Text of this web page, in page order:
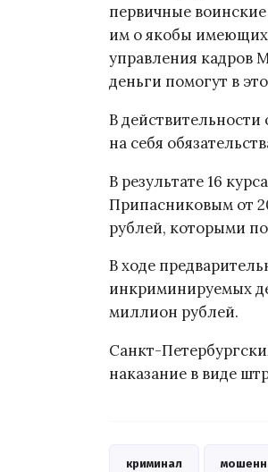
первичные
им о якобы
управления кадров
деньги помогут в
В
на себя
В результате 16
Припасниковым от
рублей, которыми
В ходе
инкриминируемых
миллион рублей.
Санкт-
наказание в виде
криминал